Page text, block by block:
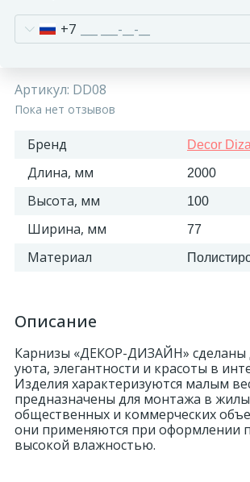
+7
Артикул: DD08
Пока нет отзывов
Бренд Decor
Длина, мм 2000
Высота, мм 100
Ширина, мм 77
Материал
Описание
Карнизы «ДЕКОР-ДИЗАЙН» сделаны
уюта, элегантности и красоты в
Изделия характеризуются малым
предназначены для монтажа в
общественных и коммерческих
они применяются при оформлении
высокой влажностью.